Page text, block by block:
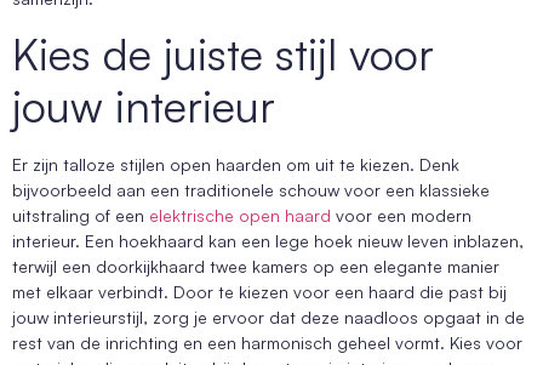
Kies de juiste stijl voor
jouw interieur
Er zijn talloze stijlen open haarden om uit te kiezen. Denk
bijvoorbeeld aan een traditionele schouw voor een klassieke
uitstraling of een elektrische open haard voor een modern
interieur. Een hoekhaard kan een lege hoek nieuw leven inblazen,
terwijl een doorkijkhaard twee kamers op een elegante manier
met elkaar verbindt. Door te kiezen voor een haard die past bij
jouw interieurstijl, zorg je ervoor dat deze naadloos opgaat in de
rest van de inrichting en een harmonisch geheel vormt. Kies voor